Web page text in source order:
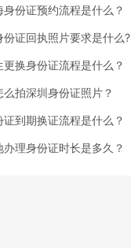
身份证预约流程是什么？
份证回执照片要求是什么?
更换身份证流程是什么？
么拍深圳身份证照片？
证到期换证流程是什么？
办理身份证时长是多久？